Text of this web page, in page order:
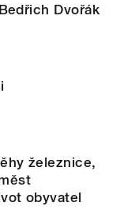
Dvořák
železnice,
obyvatel